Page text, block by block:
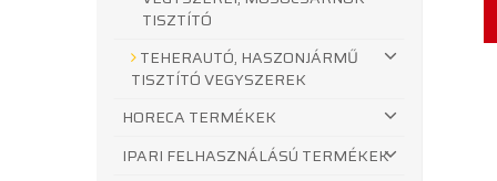
TISZTÍTÓ
TEHERAUTÓ, HASZONJÁRMŰ
TISZTÍTÓ VEGYSZEREK
HORECA TERMÉKEK
IPARI FELHASZNÁLÁSÚ TERMÉKEK